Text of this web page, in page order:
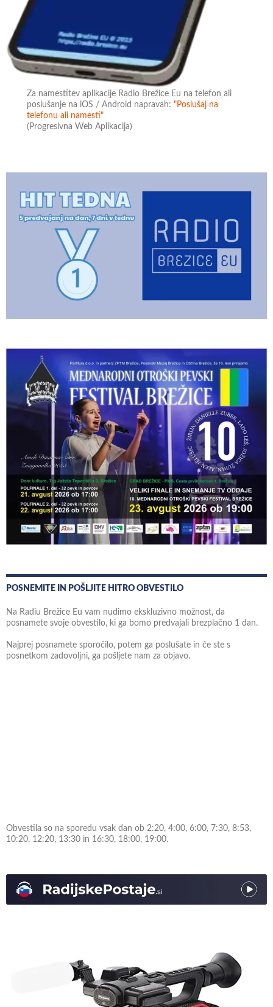
Za namestitev aplikacije Radio Brežice Eu na telefon ali
poslušanje na iOS / Android napravah: "Poslušaj na
telefonu ali namesti"
(Progresivna Web Aplikacija)
POSNEMITE IN POŠLJITE HITRO OBVESTILO
Na Radiu Brežice Eu vam nudimo ekskluzivno možnost, da
posnamete svoje obvestilo, ki ga bomo predvajali brezplačno 1 dan.
Najprej posnamete sporočilo, potem ga poslušate in če ste s
posnetkom zadovoljni, ga pošljete nam za objavo.
Obvestila so na sporedu vsak dan ob 2:20, 4:00, 6:00, 7:30, 8:53,
10:20, 12:20, 13:30 in 16:30, 18:00, 19:00.